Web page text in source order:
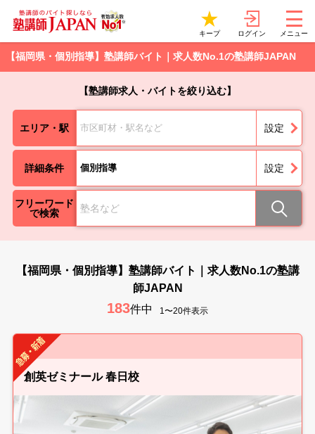
キープ ログイン メニュー
【福岡県・個別指導】塾講師バイト｜求人数No.1の塾講師JAPAN
【塾講師求人・バイトを絞り込む】
エリア・駅 市区町材・駅名など 設定
詳細条件 個別指導 設定
フリーワード
で検索
【福岡県・個別指導】塾講師バイト｜求人数No.1の塾講
師JAPAN
183件中 1〜20件表示
創英ゼミナール 春日校